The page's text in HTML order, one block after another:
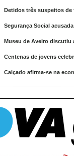
Detidos três suspeitos
Segurança Social
Museu de Aveiro discutiu
Centenas de jovens
Calçado afirma-se na